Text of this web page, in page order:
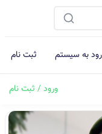
به سیستم ثبت نام
ورود / ثبت نام